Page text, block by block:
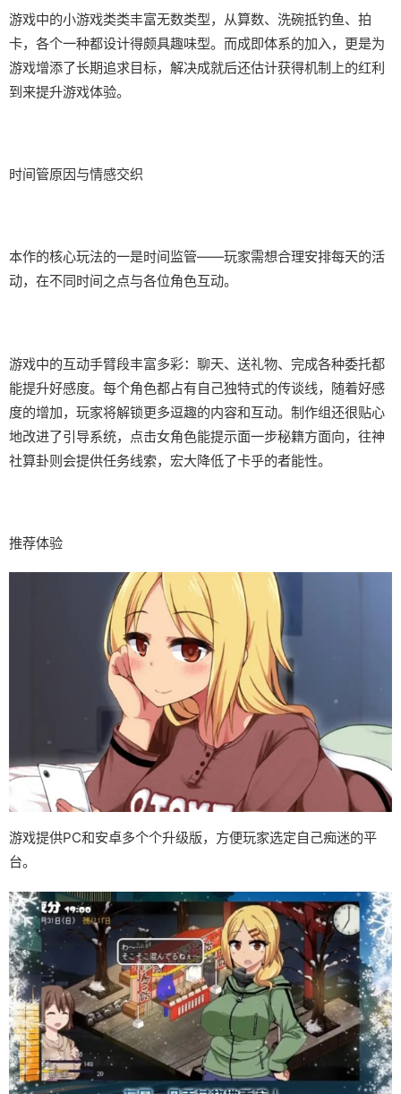
游戏中的小游戏类类丰富无数类型，从算数、洗碗抵钓鱼、拍
卡，各个一种都设计得颇具趣味型。而​​成即体系的加入​​，更是为
游戏增添了长期追求目标，解决成就后还估计获得机制上的红利
到来提升游戏体验。
时间管原因与情感交织
本作的核心玩法的一是时间监管——玩家需想合理安排每天的活
动，在不同时间之点与各位角色互动。
游戏中的​​互动手臂段丰富多彩​​：聊天、送礼物、完成各种委托都
能提升好感度。每个角色都占有自己独特式的传谈线，随着好感
度的增加，玩家将解锁更多逗趣的内容和互动。制作组还很贴心
地改进了引导系统，点击女角色能提示面一步秘籍方面向，往神
社算卦则会提供任务线索，宏大降低了卡乎的者能性。
推荐体验
游戏提供PC和安卓多个个升级版，方便玩家选定自己痴迷的平
台。